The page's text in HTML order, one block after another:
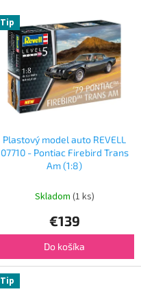
Tip
Plastový model auto REVELL
07710 - Pontiac Firebird Trans
Am (1:8)
Skladom (1 ks)
€139
Do košíka
Tip